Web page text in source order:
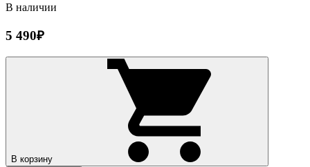
В наличии
5 490₽
В корзину